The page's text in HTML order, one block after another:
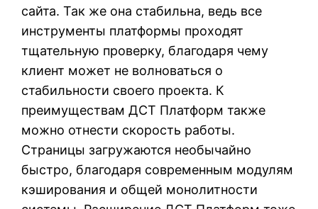
сайта. Так же она стабильна, ведь все
инструменты платформы проходят
тщательную проверку, благодаря чему
клиент может не волноваться о
стабильности своего проекта. К
преимуществам ДСТ Платформ также
можно отнести скорость работы.
Страницы загружаются необычайно
быстро, благодаря современным модулям
кэширования и общей монолитности